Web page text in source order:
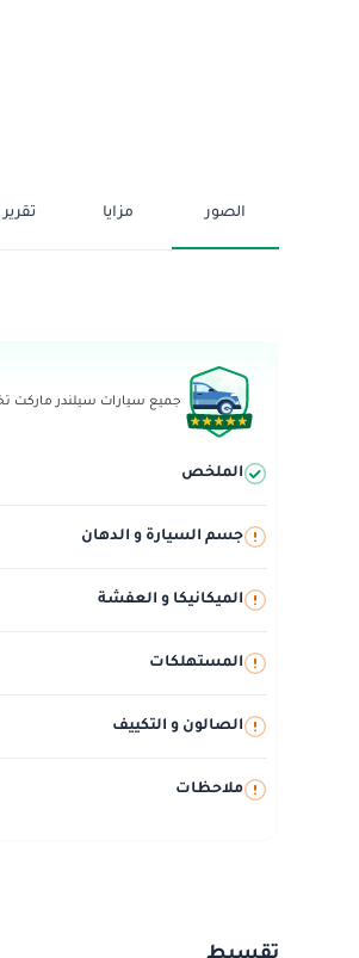
الصور مزايا
جميع سيارات سيلندر ماركت
الملخص
جسم السيارة و الدهان
الميكانيكا و العفشة
المستهلكات
الصالون و التكييف
ملاحظات